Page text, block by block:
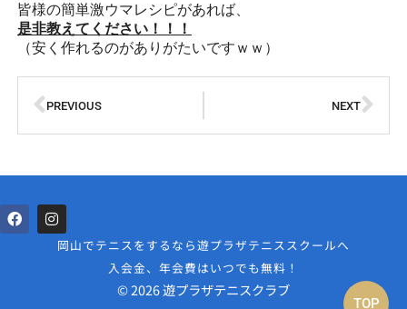
皆様の簡単激ウマレシピがあれば、
是非教えてください！！！
（安く作れるのがありがたいですｗｗ）
PREVIOUS NEXT
岡山でテニスをするなら遊プラザテニススクールへ
入会金、年会費はいつでも無料！
© 2026 遊プラザテニスクラブ
TOP